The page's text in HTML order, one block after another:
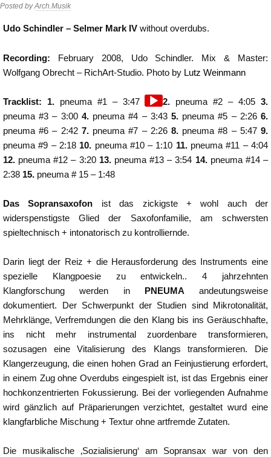
Posted byArch.Musik
Udo Schindler – Selmer Mark IV without overdubs.
Recording: February 2008, Udo Schindler. Mix & Master:
Wolfgang Obrecht – RichArt-Studio. Photo by Lutz Weinmann
Tracklist: 1.pneuma #1 – 3:47
Audio
Player
2. pneuma #2 – 4:053.
pneuma #3 – 3:00 4.pneuma #4 – 3:435.pneuma #5 – 2:266.
pneuma #6 – 2:42 7.pneuma #7 – 2:26 8.pneuma #8 – 5:479.
pneuma #9 – 2:18 10. pneuma #10 – 1:10 11.pneuma #11 – 4:04
12. pneuma #12 – 3:20 13.pneuma #13 – 3:54 14.pneuma #14 –
2:38 15. pneuma # 15 – 1:48
Das Sopransaxofon ist das zickigste + wohl auch der
widerspenstigste Glied der Saxofonfamilie, am schwersten
spieltechnisch + intonatorisch zu kontrolliernde.
Darin liegt der Reiz + die Herausforderung des Instruments eine
spezielle Klangpoesie zu entwickeln.. 4 jahrzehnten
Klangforschung werden inPNEUMA andeutungsweise
dokumentiert. Der Schwerpunkt der Studien sind Mikrotonalität,
Mehrklänge, Verfremdungen die den Klang bis ins Geräuschhafte,
ins nicht mehr instrumental zuordenbare transformieren,
sozusagen eine Vitalisierung des Klangs transformieren. Die
Klangerzeugung, die einen hohen Grad an Feinjustierung erfordert,
in einem Zug ohne Overdubs eingespielt ist, ist das Ergebnis einer
hochkonzentrierten Fokussierung. Bei der vorliegenden Aufnahme
wird gänzlich auf Präparierungen verzichtet, gestaltet wurd eine
klangfarbliche Mischung + Textur ohne artfremde Zutaten.
Die musikalische ‚Sozialisierung‘ am Sopransax war von den